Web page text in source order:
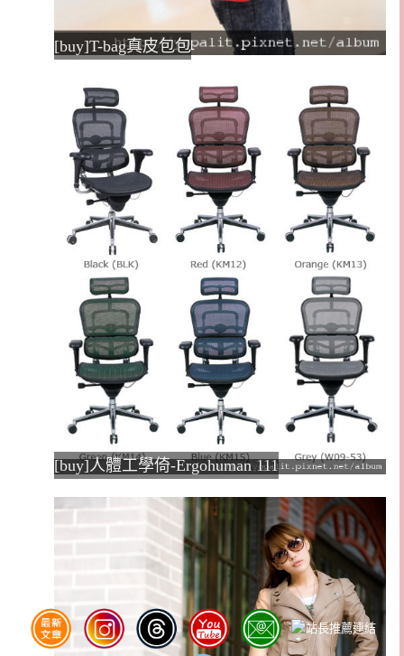
[buy]T-bag真皮包包
[buy]人體工學倚-Ergohuman 111